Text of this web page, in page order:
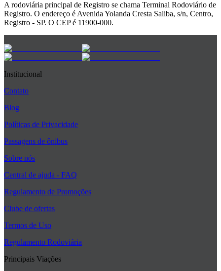
A rodoviária principal de Registro se chama Terminal Rodoviário de
Registro. O endereço é Avenida Yolanda Cresta Saliba, s/n, Centro,
Registro - SP. O CEP é 11900-000.
Institucional
Contato
Blog
Políticas de Privacidade
Passagens de ônibus
Sobre nós
Central de ajuda - FAQ
Regulamento de Promoções
Clube de ofertas
Termos de Uso
Regulamento Rodoviária
Principais Viações